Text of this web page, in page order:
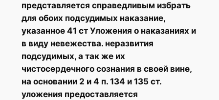
представляется справедливым избрать
для обоих подсудимых наказание,
указанное 41 ст Уложения о наказаниях и
в виду невежества. неразвития
подсудимых, а так же их
чистосердечного сознания в своей вине,
на основании 2 и 4 п. 134 и 135 ст.
уложения предоставляется